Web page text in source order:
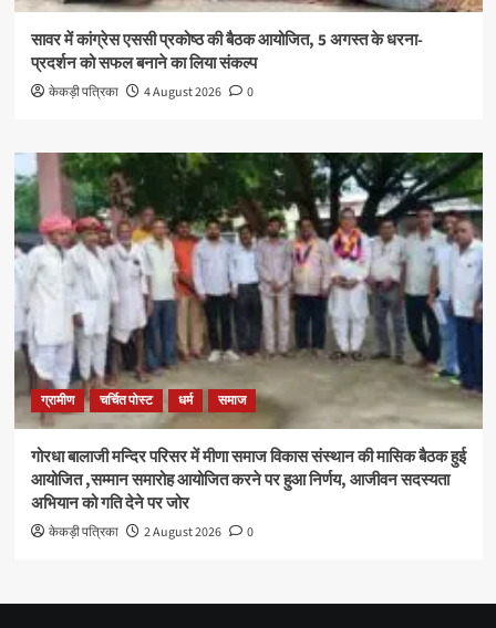
सावर में कांग्रेस एससी प्रकोष्ठ की बैठक आयोजित, 5 अगस्त के धरना-
प्रदर्शन को सफल बनाने का लिया संकल्प
केकड़ी पत्रिका 4 August 2026 0
ग्रामीण चर्चित पोस्ट धर्म समाज
गोरधा बालाजी मन्दिर परिसर में मीणा समाज विकास संस्थान की मासिक बैठक हुई
आयोजित ,सम्मान समारोह आयोजित करने पर हुआ निर्णय, आजीवन सदस्यता
अभियान को गति देने पर जोर
केकड़ी पत्रिका 2 August 2026 0